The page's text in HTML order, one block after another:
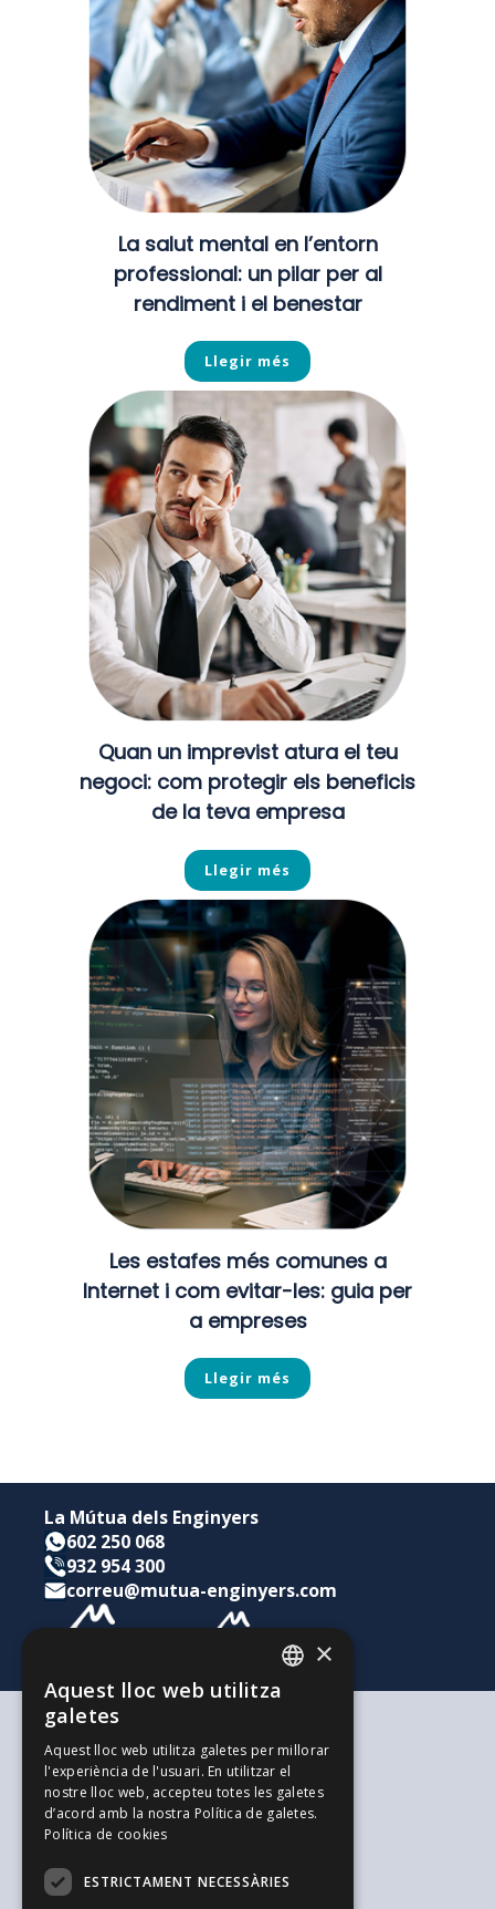
La salut mental en l’entorn
professional: un pilar per al
rendiment i el benestar
Llegir més
Quan un imprevist atura el teu
negoci: com protegir els beneficis
de la teva empresa
Llegir més
Les estafes més comunes a
Internet i com evitar-les: guia per
a empreses
Llegir més
La Mútua dels Enginyers
602 250 068
932 954 300
correu@mutua-enginyers.com
Segons les teves necessitats
Per a tu i la teva família
Per als teus estalvis i inversions
Per a la teva empresa
L'alternativa als Autònoms
Treballa amb nosaltres
El Blog de l'Enginyeria
ENGLISH
×
Aquest lloc web utilitza
galetes
Aquest lloc web utilitza galetes per millorar
l'experiència de l'usuari. En utilitzar el
nostre lloc web, accepteu totes les galetes
d’acord amb la nostra Política de galetes.
Política de cookies
ESTRICTAMENT NECESSÀRIES